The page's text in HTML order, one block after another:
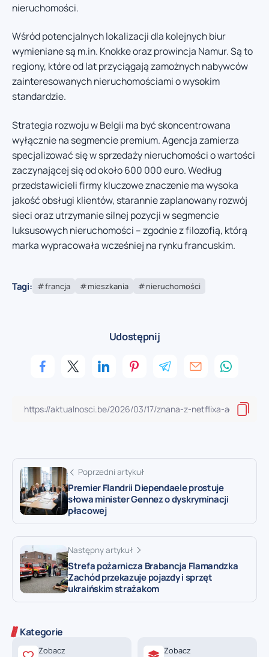
nieruchomości.
Wśród potencjalnych lokalizacji dla kolejnych biur
wymieniane są m.in. Knokke oraz prowincja Namur. Są to
regiony, które od lat przyciągają zamożnych nabywców
zainteresowanych nieruchomościami o wysokim
standardzie.
Strategia rozwoju w Belgii ma być skoncentrowana
wyłącznie na segmencie premium. Agencja zamierza
specjalizować się w sprzedaży nieruchomości o wartości
zaczynającej się od około 600 000 euro. Według
przedstawicieli firmy kluczowe znaczenie ma wysoka
jakość obsługi klientów, starannie zaplanowany rozwój
sieci oraz utrzymanie silnej pozycji w segmencie
luksusowych nieruchomości – zgodnie z filozofią, którą
marka wypracowała wcześniej na rynku francuskim.
Tagi: francja mieszkania nieruchomości
Udostępnij
Poprzedni artykuł
Premier Flandrii Diependaele prostuje
słowa minister Gennez o dyskryminacji
płacowej
Następny artykuł
Strefa pożarnicza Brabancja Flamandzka
Zachód przekazuje pojazdy i sprzęt
ukraińskim strażakom
Kategorie
Zobacz Zobacz